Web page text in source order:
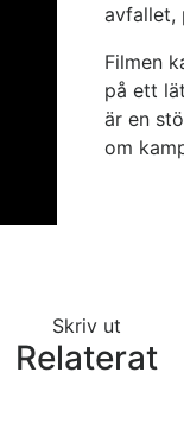
avfallet,
Filmen
på ett
är en
om
Skriv ut
Relaterat